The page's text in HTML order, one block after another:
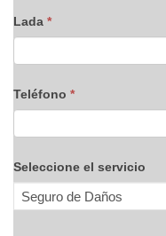
Lada *
Teléfono *
Seleccione el servicio